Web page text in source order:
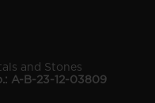
and Stones
A-B-23-12-03809